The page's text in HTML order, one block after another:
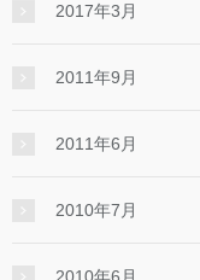
2017年3月
2011年9月
2011年6月
2010年7月